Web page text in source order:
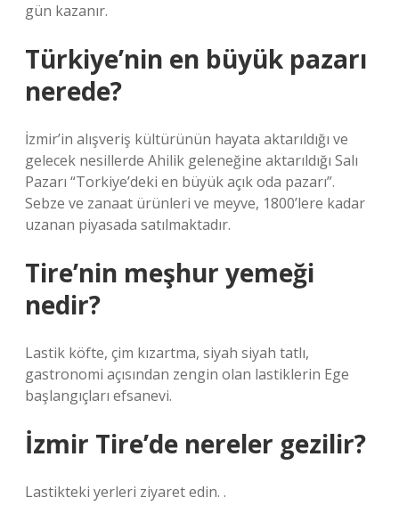
gün kazanır.
Türkiye’nin en büyük pazarı
nerede?
İzmir’in alışveriş kültürünün hayata aktarıldığı ve
gelecek nesillerde Ahilik geleneğine aktarıldığı Salı
Pazarı “Torkiye’deki en büyük açık oda pazarı”.
Sebze ve zanaat ürünleri ve meyve, 1800’lere kadar
uzanan piyasada satılmaktadır.
Tire’nin meşhur yemeği
nedir?
Lastik köfte, çim kızartma, siyah siyah tatlı,
gastronomi açısından zengin olan lastiklerin Ege
başlangıçları efsanevi.
İzmir Tire’de nereler gezilir?
Lastikteki yerleri ziyaret edin. .